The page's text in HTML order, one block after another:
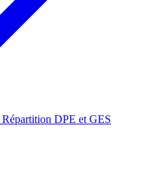
Répartition DPE et GES